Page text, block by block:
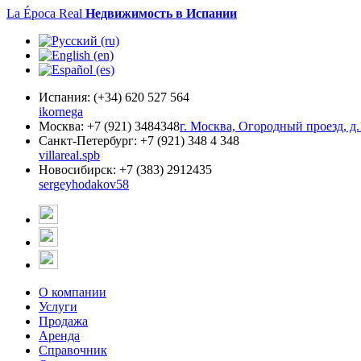
La Época Real Недвижимость в Испании
Испания: (+34) 620 527 564
ikornega
Москва: +7 (921) 3484348г. Москва, Огородный проезд,
Санкт-Петербург: +7 (921) 348 4 348
villareal.spb
Новосибирск: +7 (383) 2912435
sergeyhodakov58
О компании
Услуги
Продажа
Аренда
Справочник